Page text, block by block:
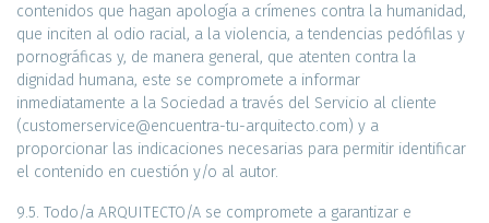
contenidos que hagan apología a crímenes contra la humanidad,
que inciten al odio racial, a la violencia, a tendencias pedófilas y
pornográficas y, de manera general, que atenten contra la
dignidad humana, este se compromete a informar
inmediatamente a la Sociedad a través del Servicio al cliente
(customerservice@encuentra-tu-arquitecto.com) y a
proporcionar las indicaciones necesarias para permitir identificar
el contenido en cuestión y/o al autor.
9.5. Todo/a ARQUITECTO/A se compromete a garantizar e